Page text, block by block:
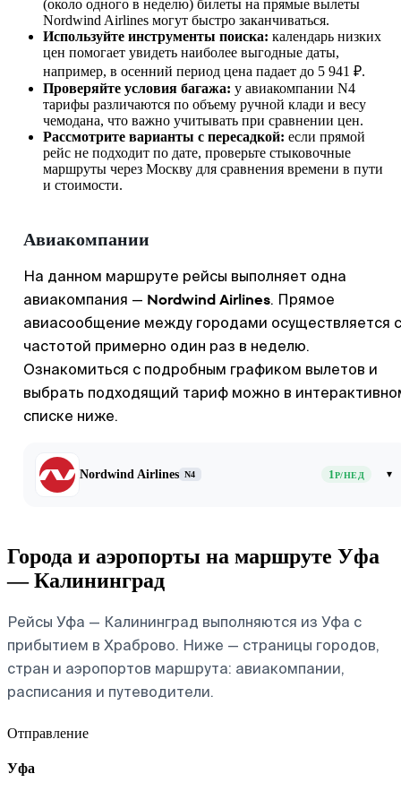
(около одного в неделю) билеты на прямые вылеты
Nordwind Airlines могут быстро заканчиваться.
Используйте инструменты поиска: календарь низких
цен помогает увидеть наиболее выгодные даты,
например, в осенний период цена падает до 5 941 ₽.
Проверяйте условия багажа: у авиакомпании N4
тарифы различаются по объему ручной клади и весу
чемодана, что важно учитывать при сравнении цен.
Рассмотрите варианты с пересадкой: если прямой
рейс не подходит по дате, проверьте стыковочные
маршруты через Москву для сравнения времени в пути
и стоимости.
Авиакомпании
На данном маршруте рейсы выполняет одна
авиакомпания — Nordwind Airlines. Прямое
авиасообщение между городами осуществляется с
частотой примерно один раз в неделю.
Ознакомиться с подробным графиком вылетов и
выбрать подходящий тариф можно в
списке ниже.
Nordwind Airlines N4 1Р/НЕД ▾
Города и аэропорты на маршруте Уфа
— Калининград
Рейсы Уфа — Калининград выполняются из Уфа с
прибытием в Храброво. Ниже — страницы городов,
стран и аэропортов маршрута: авиакомпании,
расписания и путеводители.
Отправление
Уфа